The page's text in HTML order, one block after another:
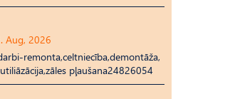
Aug, 2026
remonta,celtniecība,demontāža,
pļaušana24826054